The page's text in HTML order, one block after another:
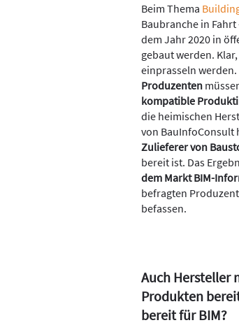
Beim Thema
Baubranche in
dem Jahr 2020 in
gebaut werden.
einprasseln werden.
Produzenten
kompatible
die heimischen
von BauInfoConsult
Zulieferer von
bereit ist. Das
dem Markt BIM-
befragten
befassen.
Auch Hersteller
Produkten
bereit für BIM?